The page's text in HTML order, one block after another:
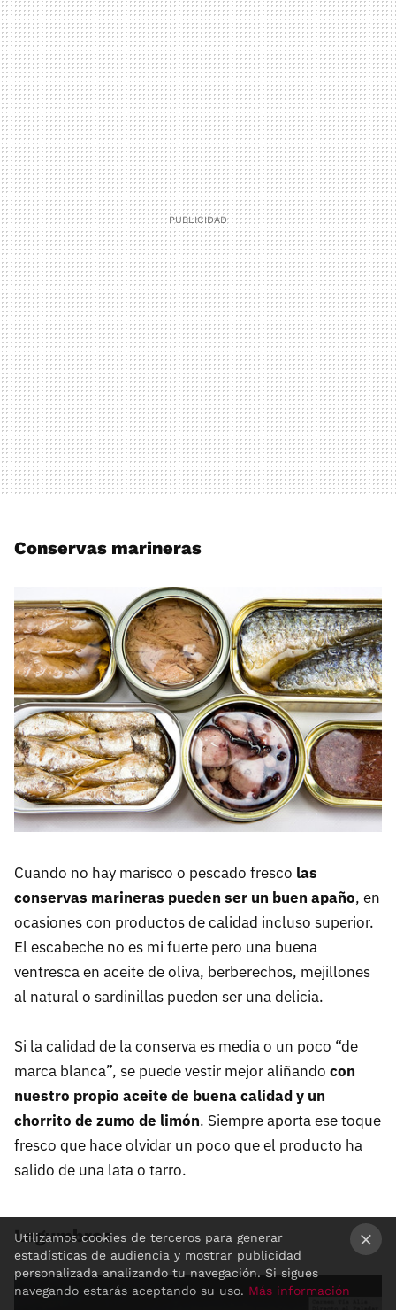
Conservas marineras
Cuando no hay marisco o pescado fresco las
conservas marineras pueden ser un buen apaño, en
ocasiones con productos de calidad incluso superior.
El escabeche no es mi fuerte pero una buena
ventresca en aceite de oliva, berberechos, mejillones
al natural o sardinillas pueden ser una delicia.
Si la calidad de la conserva es media o un poco “de
marca blanca”, se puede vestir mejor aliñando con
nuestro propio aceite de buena calidad y un
chorrito de zumo de limón. Siempre aporta ese toque
fresco que hace olvidar un poco que el producto ha
salido de una lata o tarro.
Legumbres
Utilizamos cookies de terceros para generar
estadísticas de audiencia y mostrar publicidad
personalizada analizando tu navegación. Si sigues
navegando estarás aceptando su uso. Más información